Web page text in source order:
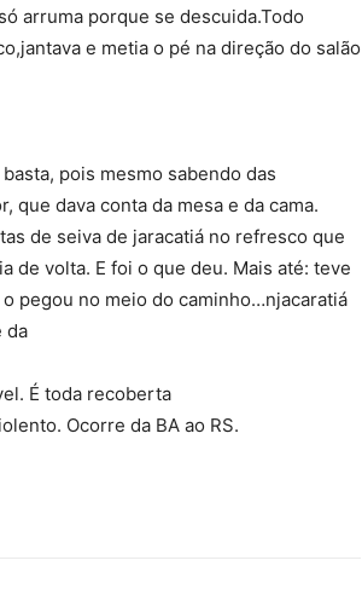
arruma porque se descuida.Todo
e metia o pé na direção do salão
pois mesmo sabendo das
dava conta da mesa e da cama.
de seiva de jaracatiá no refresco que
de volta. E foi o que deu. Mais até: teve
pegou no meio do caminho…njacaratiá
da
É toda recoberta
Ocorre da BA ao RS.